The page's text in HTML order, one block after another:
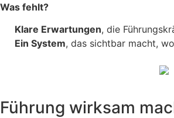
Was fehlt?
Klare Erwartungen, die
Ein System, das sichtbar macht,
Führung wirksam